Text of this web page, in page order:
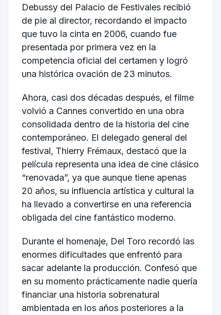
Debussy del Palacio de Festivales recibió
de pie al director, recordando el impacto
que tuvo la cinta en 2006, cuando fue
presentada por primera vez en la
competencia oficial del certamen y logró
una histórica ovación de 23 minutos.
Ahora, casi dos décadas después, el filme
volvió a Cannes convertido en una obra
consolidada dentro de la historia del cine
contemporáneo. El delegado general del
festival, Thierry Frémaux, destacó que la
película representa una idea de cine clásico
“renovada”, ya que aunque tiene apenas
20 años, su influencia artística y cultural la
ha llevado a convertirse en una referencia
obligada del cine fantástico moderno.
Durante el homenaje, Del Toro recordó las
enormes dificultades que enfrentó para
sacar adelante la producción. Confesó que
en su momento prácticamente nadie quería
financiar una historia sobrenatural
ambientada en los años posteriores a la